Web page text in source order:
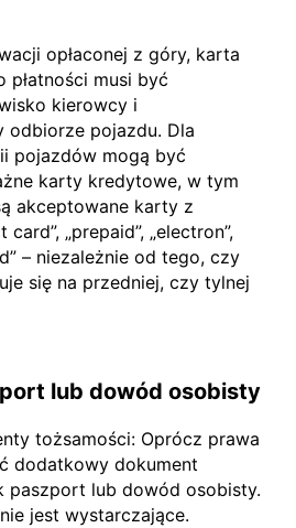
opłaconej z góry, karta
musi być
kierowcy i
odbiorze pojazdu. Dla
pojazdów mogą być
karty kredytowe, w tym
akceptowane karty z
„prepaid”, „electron”,
– niezależnie od tego, czy
się na przedniej, czy tylnej
lub dowód osobisty
tożsamości: Oprócz prawa
dodatkowy dokument
paszport lub dowód osobisty.
jest wystarczające.